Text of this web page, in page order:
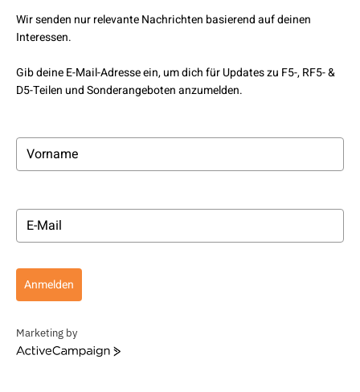
Wir senden nur relevante Nachrichten basierend auf deinen
Interessen.
Gib deine E-Mail-Adresse ein, um dich für Updates zu F5-, RF5- &
D5-Teilen und Sonderangeboten anzumelden.
Anmelden
Marketing by
ActiveCampaign